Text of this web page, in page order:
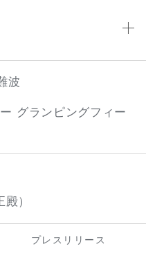
波
グランピングフィー
）
プレスリリース